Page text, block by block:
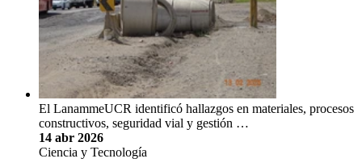
El LanammeUCR identificó hallazgos en materiales, procesos
constructivos, seguridad vial y gestión …
14 abr 2026
Ciencia y Tecnología